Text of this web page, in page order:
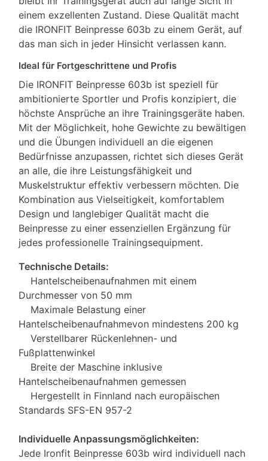
einem exzellenten Zustand. Diese Qualität macht
die IRONFIT Beinpresse 603b zu einem Gerät, auf
das man sich in jeder Hinsicht verlassen kann.
Ideal für Fortgeschrittene und Profis
Die IRONFIT Beinpresse 603b ist speziell für
ambitionierte Sportler und Profis konzipiert, die
höchste Ansprüche an ihre Trainingsgeräte haben.
Mit der Möglichkeit, hohe Gewichte zu bewältigen
und die Übungen individuell an die eigenen
Bedürfnisse anzupassen, richtet sich dieses Gerät
an alle, die ihre Leistungsfähigkeit und
Muskelstruktur effektiv verbessern möchten. Die
Kombination aus Vielseitigkeit, komfortablem
Design und langlebiger Qualität macht die
Beinpresse zu einer essenziellen Ergänzung für
jedes professionelle Trainingsequipment.
Technische Details:
Hantelscheibenaufnahmen mit einem
Durchmesser von 50 mm
Maximale Belastung einer
Hantelscheibenaufnahmevon mindestens 200 kg
Verstellbarer Rückenlehnen- und
Fußplattenwinkel
Breite der Maschine inklusive
Hantelscheibenaufnahmen gemessen
Hergestellt in Finnland nach europäischen
Standards SFS-EN 957-2
Individuelle Anpassungsmöglichkeiten:
Jede Ironfit Beinpresse 603b wird individuell nach